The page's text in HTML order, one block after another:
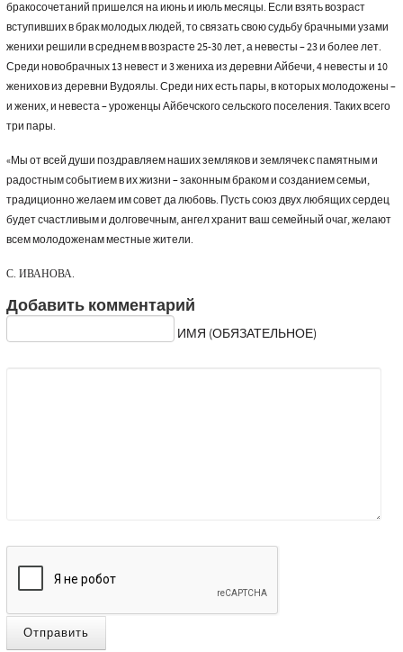
бракосочетаний пришелся на июнь и июль месяцы. Если взять возраст
вступивших в брак молодых людей, то связать свою судьбу брачными узами
женихи решили в среднем в возрасте 25-30 лет, а невесты – 23 и более лет.
Среди новобрачных 13 невест и 3 жениха из деревни Айбечи, 4 невесты и 10
женихов из деревни Вудоялы. Среди них есть пары, в которых молодожены –
и жених, и невеста – уроженцы Айбечского сельского поселения. Таких всего
три пары.
«Мы от всей души поздравляем наших земляков и землячек с памятным и
радостным событием в их жизни – законным браком и созданием семьи,
традиционно желаем им совет да любовь. Пусть союз двух любящих сердец
будет счастливым и долговечным, ангел хранит ваш семейный очаг, желают
всем молодоженам местные жители.
С. ИВАНОВА.
Добавить комментарий
ИМЯ (ОБЯЗАТЕЛЬНОЕ)
Отправить